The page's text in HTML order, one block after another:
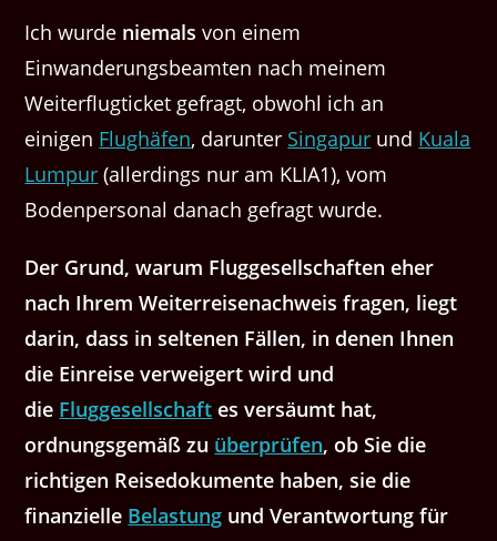
Ich wurde niemals von einem
Einwanderungsbeamten nach meinem
Weiterflugticket gefragt, obwohl ich an
einigen Flughäfen, darunter Singapur und Kuala
Lumpur (allerdings nur am KLIA1), vom
Bodenpersonal danach gefragt wurde.
Der Grund, warum Fluggesellschaften eher
nach Ihrem Weiterreisenachweis fragen, liegt
darin, dass in seltenen Fällen, in denen Ihnen
die Einreise verweigert wird und
die Fluggesellschaft es versäumt hat,
ordnungsgemäß zu überprüfen, ob Sie die
richtigen Reisedokumente haben, sie die
finanzielle Belastung und Verantwortung für